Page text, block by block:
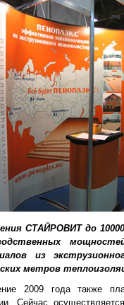
СТАЙРОВИТ до
из
метров
2009 года также
Сейчас